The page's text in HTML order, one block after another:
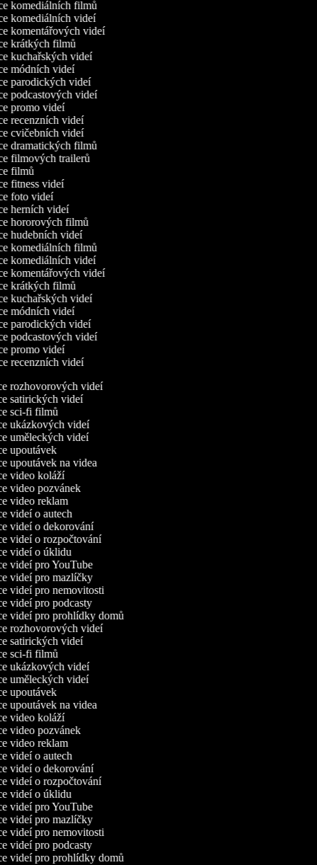
komediálních filmů
komediálních videí
komentářových videí
krátkých filmů
kuchařských videí
módních videí
parodických videí
podcastových videí
promo videí
recenzních videí
cvičebních videí
dramatických filmů
filmových trailerů
filmů
fitness videí
foto videí
herních videí
hororových filmů
hudebních videí
komediálních filmů
komediálních videí
komentářových videí
krátkých filmů
kuchařských videí
módních videí
parodických videí
podcastových videí
promo videí
recenzních videí
rozhovorových videí
satirických videí
sci-fi filmů
ukázkových videí
uměleckých videí
upoutávek
upoutávek na videa
video koláží
video pozvánek
video reklam
videí o autech
videí o dekorování
videí o rozpočtování
videí o úklidu
videí pro YouTube
videí pro mazlíčky
videí pro nemovitosti
videí pro podcasty
videí pro prohlídky domů
rozhovorových videí
satirických videí
sci-fi filmů
ukázkových videí
uměleckých videí
upoutávek
upoutávek na videa
video koláží
video pozvánek
video reklam
videí o autech
videí o dekorování
videí o rozpočtování
videí o úklidu
videí pro YouTube
videí pro mazlíčky
videí pro nemovitosti
videí pro podcasty
videí pro prohlídky domů